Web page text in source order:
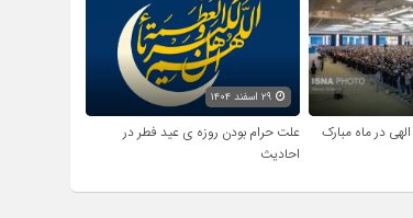
در ماه مبارک
علت حرام بودن روزه ی عید فطر در
احادیث